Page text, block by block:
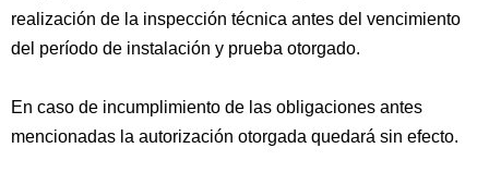
realización de la inspección técnica antes del vencimiento
del período de instalación y prueba otorgado.
En caso de incumplimiento de las obligaciones antes
mencionadas la autorización otorgada quedará sin efecto.